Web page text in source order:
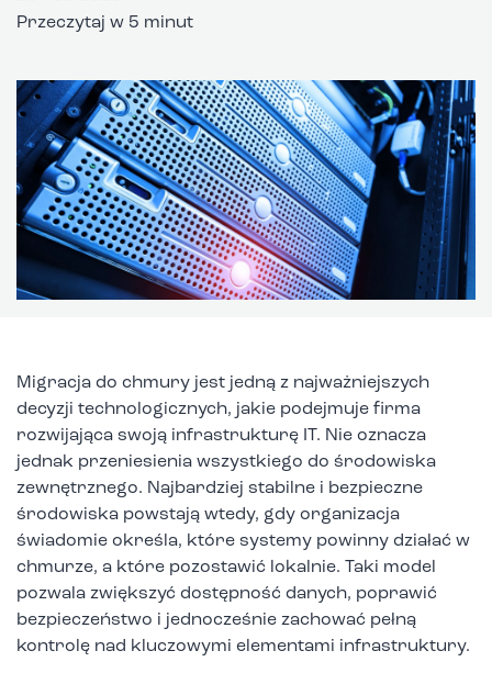
Przeczytaj w 5 minut
Migracja do chmury jest jedną z najważniejszych
decyzji technologicznych, jakie podejmuje firma
rozwijająca swoją infrastrukturę IT. Nie oznacza
jednak przeniesienia wszystkiego do środowiska
zewnętrznego. Najbardziej stabilne i bezpieczne
środowiska powstają wtedy, gdy organizacja
świadomie określa, które systemy powinny działać w
chmurze, a które pozostawić lokalnie. Taki model
pozwala zwiększyć dostępność danych, poprawić
bezpieczeństwo i jednocześnie zachować pełną
kontrolę nad kluczowymi elementami infrastruktury.